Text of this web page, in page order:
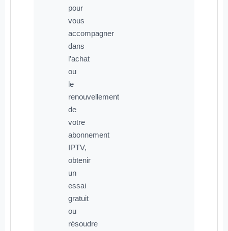
pour
vous
accompagner
dans
l’achat
ou
le
renouvellement
de
votre
abonnement
IPTV,
obtenir
un
essai
gratuit
ou
résoudre